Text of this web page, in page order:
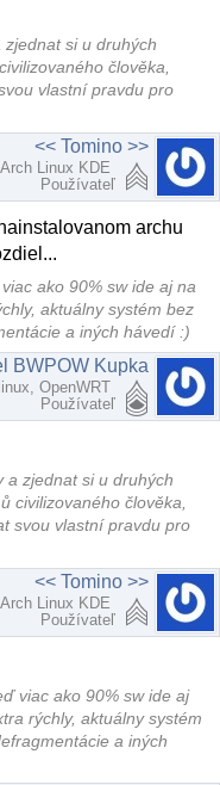
si u druhých
člověka,
vlastní pravdu pro
<< Tomino >>
Linux KDE
Používateľ
archu
ako 90% sw ide aj na
aktuálny systém bez
a iných hávedí :)
Re: Debian a horuca novinka..BWPOW Kupka
OpenWRT
Používateľ
a zjednat si u druhých
civilizovaného člověka,
svou vlastní pravdu pro
<< Tomino >>
Linux KDE
Používateľ
viac ako 90% sw ide aj
rýchly, aktuálny systém
a iných